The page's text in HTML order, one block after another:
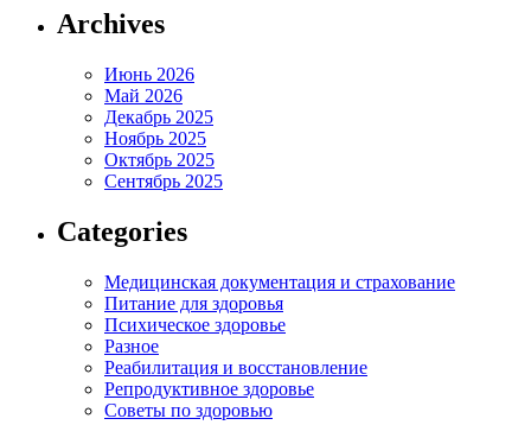
Archives
Июнь 2026
Май 2026
Декабрь 2025
Ноябрь 2025
Октябрь 2025
Сентябрь 2025
Categories
Медицинская документация и страхование
Питание для здоровья
Психическое здоровье
Разное
Реабилитация и восстановление
Репродуктивное здоровье
Советы по здоровью